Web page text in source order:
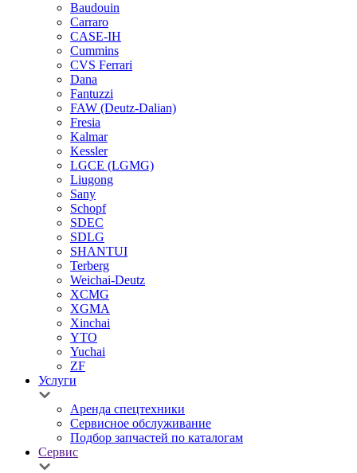
Baudouin
Carraro
CASE-IH
Cummins
CVS Ferrari
Dana
Fantuzzi
FAW (Deutz-Dalian)
Fresia
Kalmar
Kessler
LGCE (LGMG)
Liugong
Sany
Schopf
SDEC
SDLG
SHANTUI
Terberg
Weichai-Deutz
XCMG
XGMA
Xinchai
YTO
Yuchai
ZF
Услуги
Аренда спецтехники
Сервисное обслуживание
Подбор запчастей по каталогам
Сервис